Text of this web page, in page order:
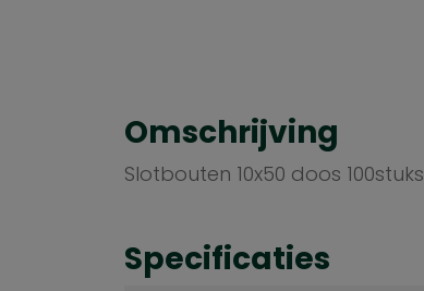
Omschrijving
Slotbouten 10x50 doos 100stuks
Specificaties